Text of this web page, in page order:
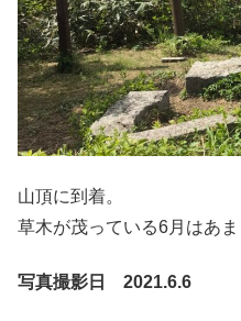
山頂に到着。
草木が茂っている6月はあ
写真撮影日 2021.6.6